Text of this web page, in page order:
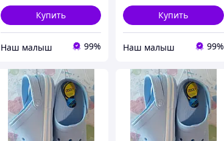
Купить
‏Наш малыш 99%
Купить
‏Наш малыш 99%